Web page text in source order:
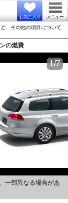
お気に入り メニュー
、その他の項目について
の燃費
一部異なる場合があ
1/7